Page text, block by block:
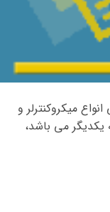
میکروکنترلر و
یکدیگر می باشد،